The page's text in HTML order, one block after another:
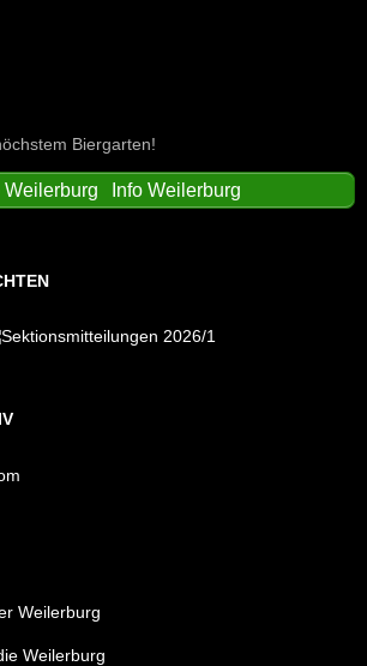
Biergarten!
Info Weilerburg
Weilerburg
Weilerburg